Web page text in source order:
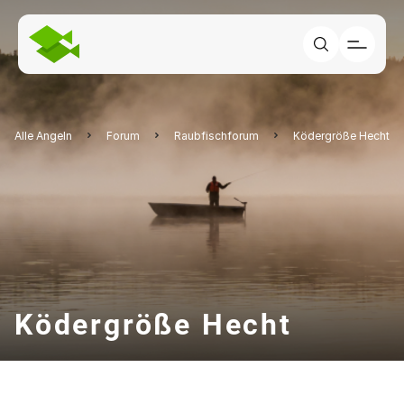
Alle Angeln Forum Raubfischforum Ködergröße Hecht
Ködergröße Hecht